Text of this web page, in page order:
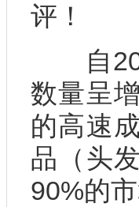
评！
自
数量呈
的高速
品（头
90%的